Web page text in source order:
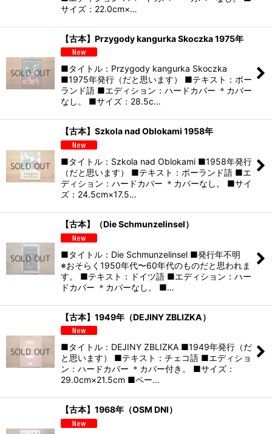
サイズ：22.0cm×…
【古本】Przygody kangurka Skoczka 1975年
■タイトル：Przygody kangurka Skoczka
■1975年発行（だと思います） ■テキスト：ポー
ランド語 ■エディション：ハードカバー ＊カバー
なし。 ■サイズ：28.5c…
【古本】Szkola nad Oblokami 1958年
■タイトル：Szkola nad Oblokami ■1958年発行
（だと思います） ■テキスト：ポーランド語 ■エ
ディション：ハードカバー ＊カバーなし。 ■サイ
ズ：24.5cm×17.5…
【古本】（Die Schmunzelinsel）
■タイトル：Die Schmunzelinsel ■発行年不明
※おそらく1950年代〜60年代のものだと思われま
す。 ■テキスト：ドイツ語 ■エディション：ハー
ドカバー ＊カバーなし。 ■…
【古本】1949年（DEJINY ZBLIZKA）
■タイトル：DEJINY ZBLIZKA ■1949年発行（だ
と思います） ■テキスト：チェコ語 ■エディショ
ン：ハードカバー ＊カバー付き。 ■サイズ：
29.0cm×21.5cm ■ペー…
【古本】1968年（OSM DNI）